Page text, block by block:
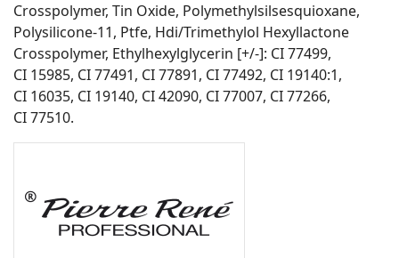
Crosspolymer, Tin Oxide, Polymethylsilsesquioxane,
Polysilicone-11, Ptfe, Hdi/Trimethylol Hexyllactone
Crosspolymer, Ethylhexylglycerin [+/-]: CI 77499,
CI 15985, CI 77491, CI 77891, CI 77492, CI 19140:1,
CI 16035, CI 19140, CI 42090, CI 77007, CI 77266,
CI 77510.